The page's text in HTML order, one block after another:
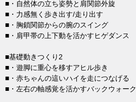
■・自然体の立ち姿勢と肩関節外旋
■・力感無く歩き出す/走り出す
■・胸鎖関節からの腕のスイング
■・肩甲帯の上下動を活かすヒゲダンス
■基礎動きつくり2
■・遊脚に重心を移すアヒル歩き
■・赤ちゃんの這いハイを走につなげる
■・左右の軸感覚を活かすバックウォーク